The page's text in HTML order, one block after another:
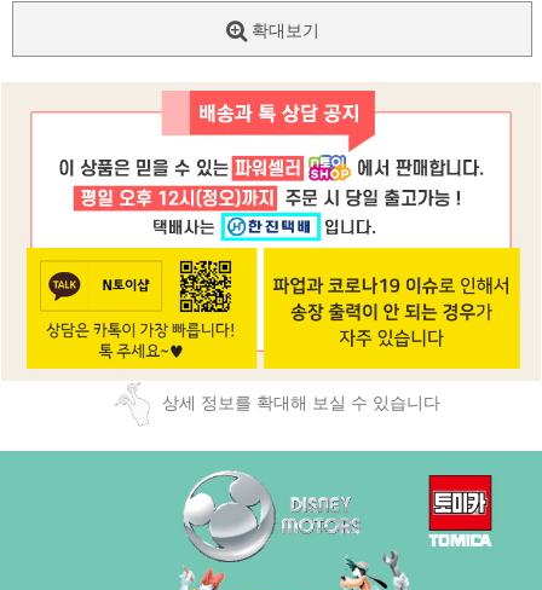
확대보기
상세 정보를 확대해 보실 수 있습니다